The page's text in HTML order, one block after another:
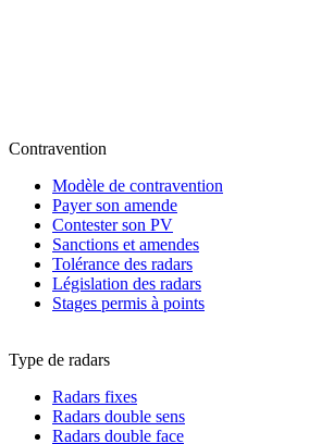
Contravention
Modèle de contravention
Payer son amende
Contester son PV
Sanctions et amendes
Tolérance des radars
Législation des radars
Stages permis à points
Type de radars
Radars fixes
Radars double sens
Radars double face